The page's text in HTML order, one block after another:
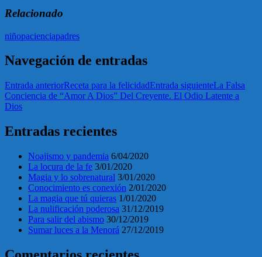
Relacionado
niñopacienciapadres
Navegación de entradas
Entrada anteriorReceta para la felicidadEntrada siguienteLa Falsa
Conciencia de “Amor A Dios” Del Creyente. El Odio Latente a
Dios
Entradas recientes
Noajismo y pandemia 6/04/2020
La locura de la fe 3/01/2020
Magia y lo sobrenatural 3/01/2020
Conocimiento es conexión 2/01/2020
La magia que tú quieras 1/01/2020
La nulificación poderosa 31/12/2019
Para salir del abismo 30/12/2019
Sumar luces a la Menorá 27/12/2019